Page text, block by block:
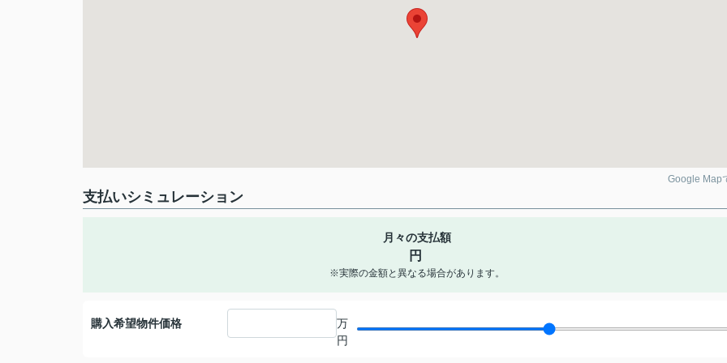
Google Map
支払いシミュレーション
月々の支払額
円
※実際の金額と異なる場合があります。
購入希望物件価格
万
円